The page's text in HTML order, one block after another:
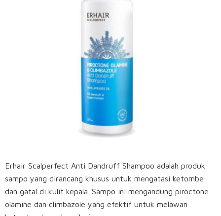
Erhair Scalperfect Anti Dandruff Shampoo adalah produk
sampo yang dirancang khusus untuk mengatasi ketombe
dan gatal di kulit kepala. Sampo ini mengandung piroctone
olamine dan climbazole yang efektif untuk melawan